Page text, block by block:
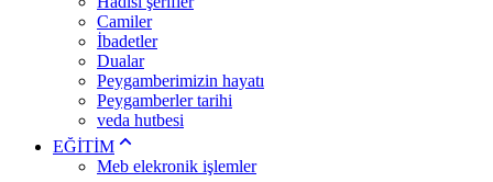
Camiler
İbadetler
Dualar
Peygamberimizin hayatı
Peygamberler tarihi
veda hutbesi
EĞİTİM
Meb elekronik işlemler